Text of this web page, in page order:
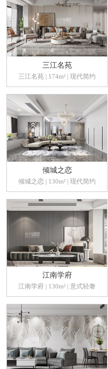
三江名苑
三江名苑 | 174m² | 现代简约
倾城之恋
倾城之恋 | 130m² | 现代简约
江南学府
江南学府 | 130m² | 意式轻奢